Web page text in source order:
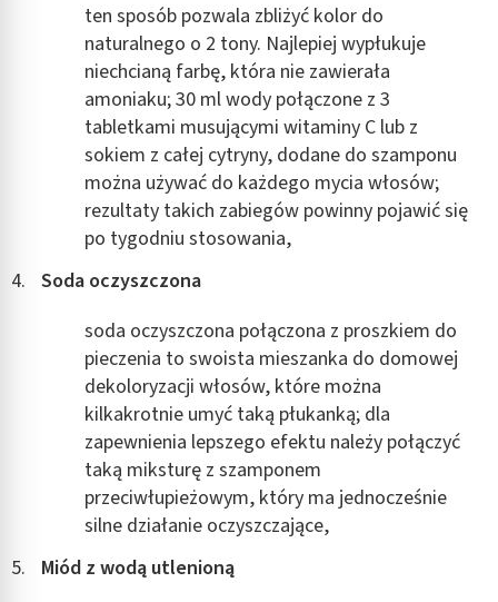
ten sposób pozwala zbliżyć kolor do
naturalnego o 2 tony. Najlepiej wypłukuje
niechcianą farbę, która nie zawierała
amoniaku; 30 ml wody połączone z 3
tabletkami musującymi witaminy C lub z
sokiem z całej cytryny, dodane do szamponu
można używać do każdego mycia włosów;
rezultaty takich zabiegów powinny pojawić się
po tygodniu stosowania,
Soda oczyszczona
soda oczyszczona połączona z proszkiem do
pieczenia to swoista mieszanka do domowej
dekoloryzacji włosów, które można
kilkakrotnie umyć taką płukanką; dla
zapewnienia lepszego efektu należy połączyć
taką miksturę z szamponem
przeciwłupieżowym, który ma jednocześnie
silne działanie oczyszczające,
Miód z wodą utlenioną